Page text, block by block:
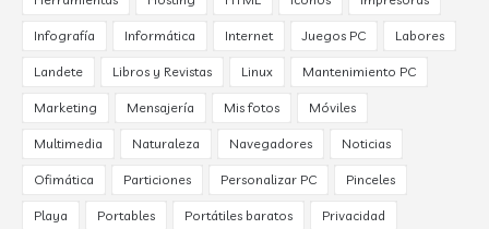
Infografía Informática Internet Juegos PC Labores
Landete Libros y Revistas Linux Mantenimiento PC
Marketing Mensajería Mis fotos Móviles
Multimedia Naturaleza Navegadores Noticias
Ofimática Particiones Personalizar PC Pinceles
Playa Portables Portátiles baratos Privacidad